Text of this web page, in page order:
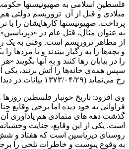
میلادی و قبل از آن تروریسم دولتی
پرداخت. صهیونیستها کارهایشان را با
به عنوان مثال، قتل عام در
از مظاهر تروریسم است. وقتی به یک
و بچه‌ها را به رگبار ببندند و یا مردها را
را در بیابان رها کنند و به آنها بگویند
سپس همه‌ی خانه‌ها را آتش بزنند، یکی
رخ می‌نماید (۱۳۷۳/۰۴/۲۹ بیانات در دیدار اقشار مختلف مردم).
وی افزود: تاریخ خونبار فلسطین
فراوانی به خود دیده اما برخی وقایع
گذشت دهه های متمادی هم یادآوری آن
است. یکی از این وقایع، جنایت
روستای دیریاسین است که هفتاد و
به وقوع پیوست و خاطرات تلخی را